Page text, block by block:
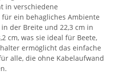
in verschiedene
ein behagliches Ambiente
der Breite und 22,3 cm in
cm, was sie ideal für Beete,
ermöglicht das einfache
alle, die ohne Kabelaufwand